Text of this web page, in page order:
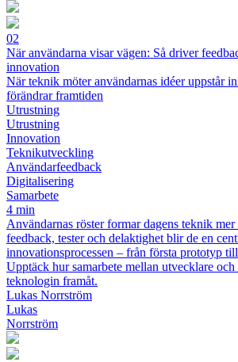
02
När användarna visar vägen: Så driver
innovation
När teknik möter användarnas idéer uppstår
förändrar framtiden
Utrustning
Utrustning
Innovation
Teknikutveckling
Användarfeedback
Digitalisering
Samarbete
4 min
Användarnas röster formar dagens teknik
feedback, tester och delaktighet blir de en
innovationsprocessen – från första prototyp
Upptäck hur samarbete mellan utvecklare
teknologin framåt.
Lukas Norrström
Lukas
Norrström